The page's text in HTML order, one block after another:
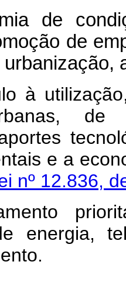
de
de
à
de
e a
nº 12.836,
energia,